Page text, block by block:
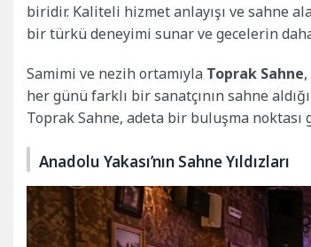
biridir. Kaliteli hizmet anlayışı ve sahne
bir türkü deneyimi sunar ve gecelerin
Samimi ve nezih ortamıyla Toprak Sahne
her günü farklı bir sanatçının sahne
Toprak Sahne, adeta bir buluşma
Anadolu Yakası’nın Sahne Yıldızları